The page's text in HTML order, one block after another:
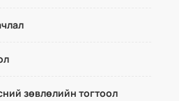
зөвлөлийн тогтоол